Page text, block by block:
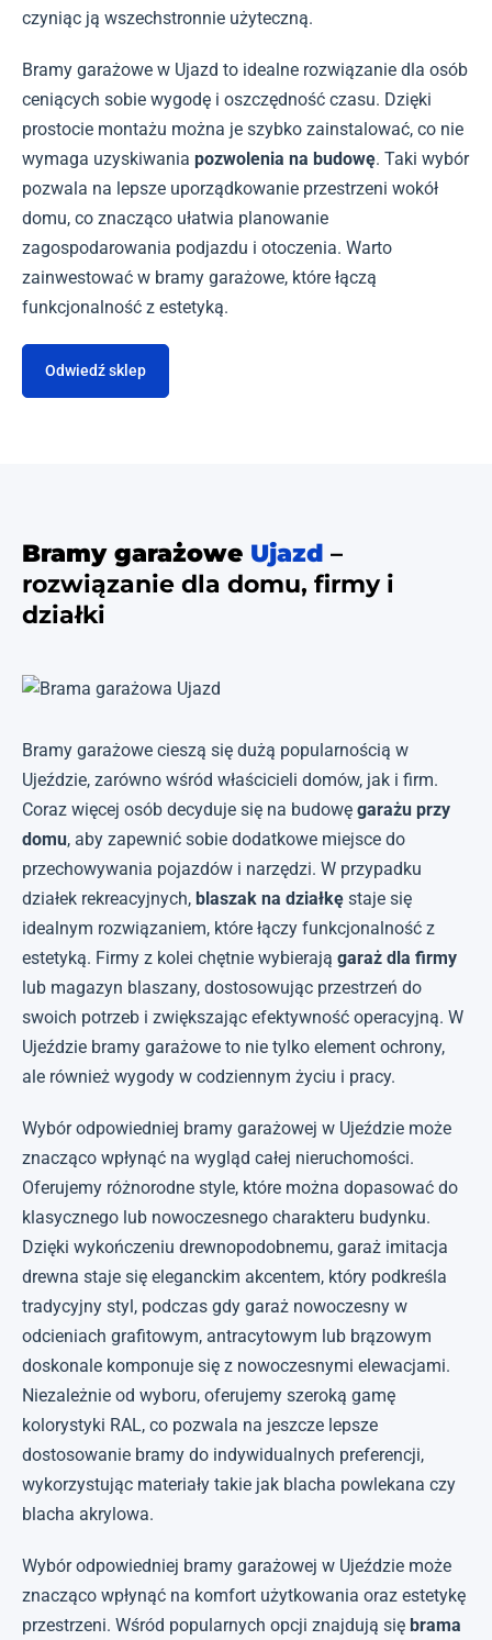
czyniąc ją wszechstronnie użyteczną.
Bramy garażowe w Ujazd to idealne rozwiązanie dla osób
ceniących sobie wygodę i oszczędność czasu. Dzięki
prostocie montażu można je szybko zainstalować, co nie
wymaga uzyskiwania pozwolenia na budowę. Taki wybór
pozwala na lepsze uporządkowanie przestrzeni wokół
domu, co znacząco ułatwia planowanie
zagospodarowania podjazdu i otoczenia. Warto
zainwestować w bramy garażowe, które łączą
funkcjonalność z estetyką.
Odwiedź sklep
Bramy garażowe Ujazd –
rozwiązanie dla domu, firmy i
działki
Bramy garażowe cieszą się dużą popularnością w
Ujeździe, zarówno wśród właścicieli domów, jak i firm.
Coraz więcej osób decyduje się na budowę garażu przy
domu, aby zapewnić sobie dodatkowe miejsce do
przechowywania pojazdów i narzędzi. W przypadku
działek rekreacyjnych, blaszak na działkę staje się
idealnym rozwiązaniem, które łączy funkcjonalność z
estetyką. Firmy z kolei chętnie wybierają garaż dla firmy
lub magazyn blaszany, dostosowując przestrzeń do
swoich potrzeb i zwiększając efektywność operacyjną. W
Ujeździe bramy garażowe to nie tylko element ochrony,
ale również wygody w codziennym życiu i pracy.
Wybór odpowiedniej bramy garażowej w Ujeździe może
znacząco wpłynąć na wygląd całej nieruchomości.
Oferujemy różnorodne style, które można dopasować do
klasycznego lub nowoczesnego charakteru budynku.
Dzięki wykończeniu drewnopodobnemu, garaż imitacja
drewna staje się eleganckim akcentem, który podkreśla
tradycyjny styl, podczas gdy garaż nowoczesny w
odcieniach grafitowym, antracytowym lub brązowym
doskonale komponuje się z nowoczesnymi elewacjami.
Niezależnie od wyboru, oferujemy szeroką gamę
kolorystyki RAL, co pozwala na jeszcze lepsze
dostosowanie bramy do indywidualnych preferencji,
wykorzystując materiały takie jak blacha powlekana czy
blacha akrylowa.
Wybór odpowiedniej bramy garażowej w Ujeździe może
znacząco wpłynąć na komfort użytkowania oraz estetykę
przestrzeni. Wśród popularnych opcji znajdują się brama